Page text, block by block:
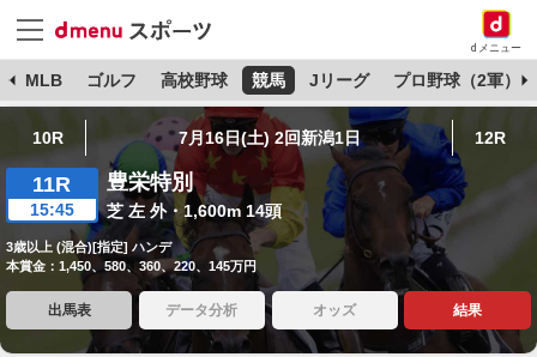
dメニュー
MLB ゴルフ 高校野球 競馬 Jリーグ プロ野球（2軍）
10R 7月16日(土) 2回新潟1日 12R
11R
15:45
豊栄特別
芝 左 外・1,600m 14頭
3歳以上 (混合)[指定] ハンデ
本賞金：1,450、580、360、220、145万円
出馬表 データ分析 オッズ 結果